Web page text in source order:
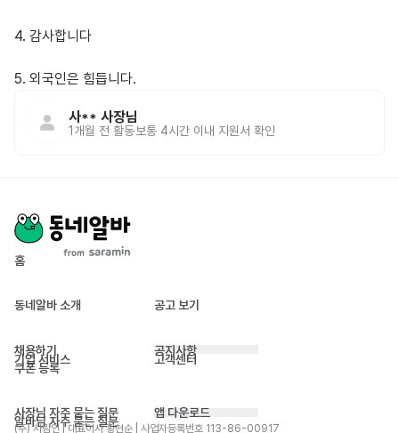
4. 감사합니다
5. 외국인은 힘듭니다.
사** 사장님
1개월 전 활동 보통 4시간 이내 지원서 확인
홈
동네알바 소개 공고 보기
채용하기
기업 서비스
쿠폰 등록
공지사항
고객센터
사장님 자주 묻는 질문
알바님 자주 묻는 질문
앱 다운로드
(주) 사람인 | 대표이사 황현순 | 사업자등록번호 113-86-00917